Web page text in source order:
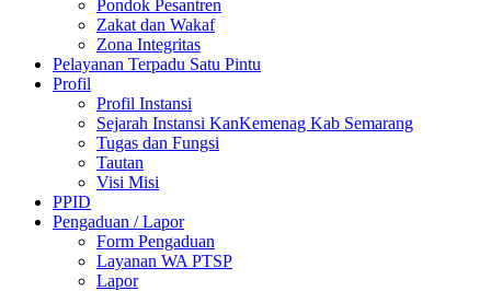
Pondok Pesantren
Zakat dan Wakaf
Zona Integritas
Pelayanan Terpadu Satu Pintu
Profil
Profil Instansi
Sejarah Instansi KanKemenag Kab Semarang
Tugas dan Fungsi
Tautan
Visi Misi
PPID
Pengaduan / Lapor
Form Pengaduan
Layanan WA PTSP
Lapor